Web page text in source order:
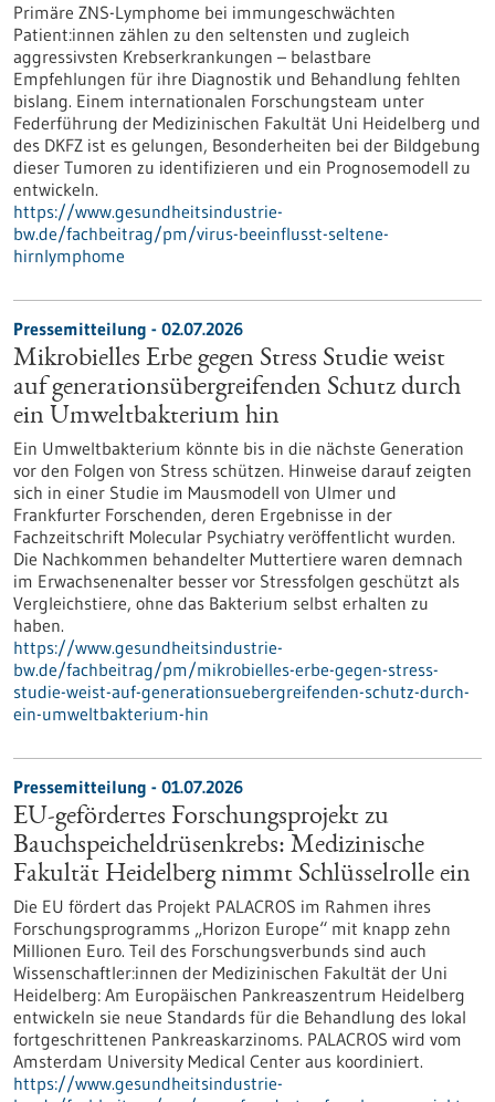
Primäre ZNS-Lymphome bei immungeschwächten
Patient:innen zählen zu den seltensten und zugleich
aggressivsten Krebserkrankungen – belastbare
Empfehlungen für ihre Diagnostik und Behandlung fehlten
bislang. Einem internationalen Forschungsteam unter
Federführung der Medizinischen Fakultät Uni Heidelberg und
des DKFZ ist es gelungen, Besonderheiten bei der Bildgebung
dieser Tumoren zu identifizieren und ein Prognosemodell zu
entwickeln.
https://www.gesundheitsindustrie-
bw.de/fachbeitrag/pm/virus-beeinflusst-seltene-
hirnlymphome
Pressemitteilung - 02.07.2026
Mikrobielles Erbe gegen Stress Studie weist
auf generationsübergreifenden Schutz durch
ein Umweltbakterium hin
Ein Umweltbakterium könnte bis in die nächste Generation
vor den Folgen von Stress schützen. Hinweise darauf zeigten
sich in einer Studie im Mausmodell von Ulmer und
Frankfurter Forschenden, deren Ergebnisse in der
Fachzeitschrift Molecular Psychiatry veröffentlicht wurden.
Die Nachkommen behandelter Muttertiere waren demnach
im Erwachsenenalter besser vor Stressfolgen geschützt als
Vergleichstiere, ohne das Bakterium selbst erhalten zu
haben.
https://www.gesundheitsindustrie-
bw.de/fachbeitrag/pm/mikrobielles-erbe-gegen-stress-
studie-weist-auf-generationsuebergreifenden-schutz-durch-
ein-umweltbakterium-hin
Pressemitteilung - 01.07.2026
EU-gefördertes Forschungsprojekt zu
Bauchspeicheldrüsenkrebs: Medizinische
Fakultät Heidelberg nimmt Schlüsselrolle ein
Die EU fördert das Projekt PALACROS im Rahmen ihres
Forschungsprogramms „Horizon Europe“ mit knapp zehn
Millionen Euro. Teil des Forschungsverbunds sind auch
Wissenschaftler:innen der Medizinischen Fakultät der Uni
Heidelberg: Am Europäischen Pankreaszentrum Heidelberg
entwickeln sie neue Standards für die Behandlung des lokal
fortgeschrittenen Pankreaskarzinoms. PALACROS wird vom
Amsterdam University Medical Center aus koordiniert.
https://www.gesundheitsindustrie-